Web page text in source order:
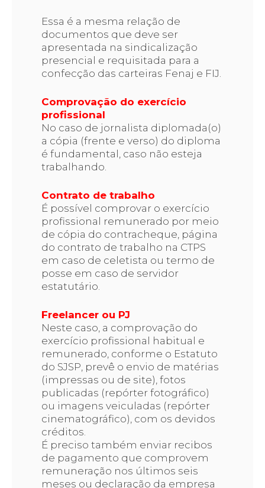
Essa é a mesma relação de
documentos que deve ser
apresentada na sindicalização
presencial e requisitada para a
confecção das carteiras Fenaj e FIJ.
Comprovação do exercício
profissional
No caso de jornalista diplomada(o)
a cópia (frente e verso) do diploma
é fundamental, caso não esteja
trabalhando.
Contrato de trabalho
É possível comprovar o exercício
profissional remunerado por meio
de cópia do contracheque, página
do contrato de trabalho na CTPS
em caso de celetista ou termo de
posse em caso de servidor
estatutário.
Freelancer ou PJ
Neste caso, a comprovação do
exercício profissional habitual e
remunerado, conforme o Estatuto
do SJSP, prevê o envio de matérias
(impressas ou de site), fotos
publicadas (repórter fotográfico)
ou imagens veiculadas (repórter
cinematográfico), com os devidos
créditos.
É preciso também enviar recibos
de pagamento que comprovem
remuneração nos últimos seis
meses ou declaração da empresa